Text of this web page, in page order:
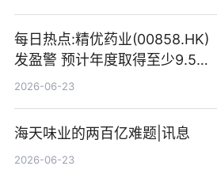
每日热点:精优药业(00858.HK)
发盈警 预计年度取得至少9.5亿
港元的亏损 同比盈转亏
2026-06-23
海天味业的两百亿难题|讯息
2026-06-23